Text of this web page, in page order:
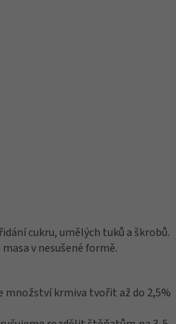
cukru, umělých tuků a škrobů.
v nesušené formě.
množství krmiva tvořit až do 2,5%